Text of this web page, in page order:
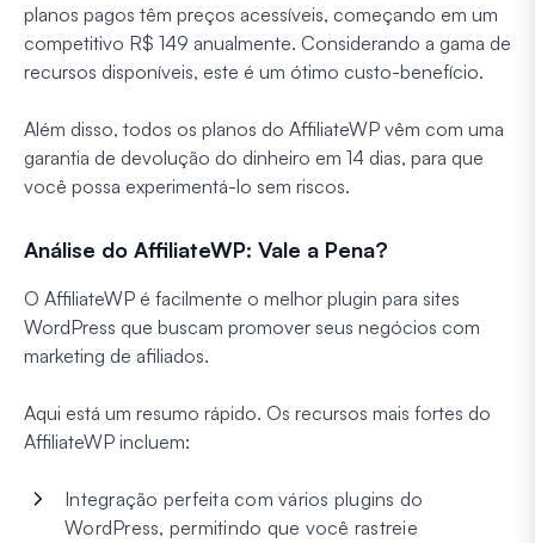
planos pagos têm preços acessíveis, começando em um
competitivo R$ 149 anualmente. Considerando a gama de
recursos disponíveis, este é um ótimo custo-benefício.
Além disso, todos os planos do AffiliateWP vêm com uma
garantia de devolução do dinheiro em 14 dias, para que
você possa experimentá-lo sem riscos.
Análise do AffiliateWP: Vale a Pena?
O AffiliateWP é facilmente o melhor plugin para sites
WordPress que buscam promover seus negócios com
marketing de afiliados.
Aqui está um resumo rápido. Os recursos mais fortes do
AffiliateWP incluem:
Integração perfeita com vários plugins do
WordPress, permitindo que você rastreie